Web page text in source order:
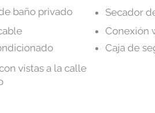
baño privado
Secador
Conexión
Caja de
vistas a la calle